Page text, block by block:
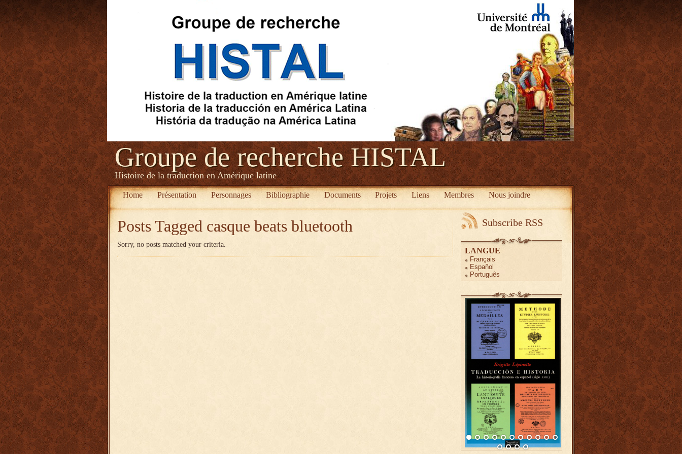
Groupe de recherche HISTAL
Histoire de la traduction en Amérique latine
Home Présentation Personnages Bibliographie Documents Projets Liens Membres Nous joindre
Posts Tagged casque beats bluetooth
Sorry, no posts matched your criteria.
Subscribe RSS
LANGUE
Français
Español
Português